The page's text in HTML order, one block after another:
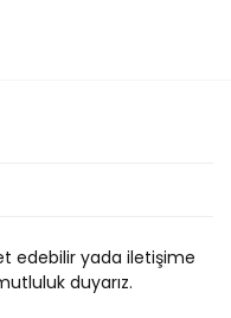
edebilir yada iletişime
duyarız.